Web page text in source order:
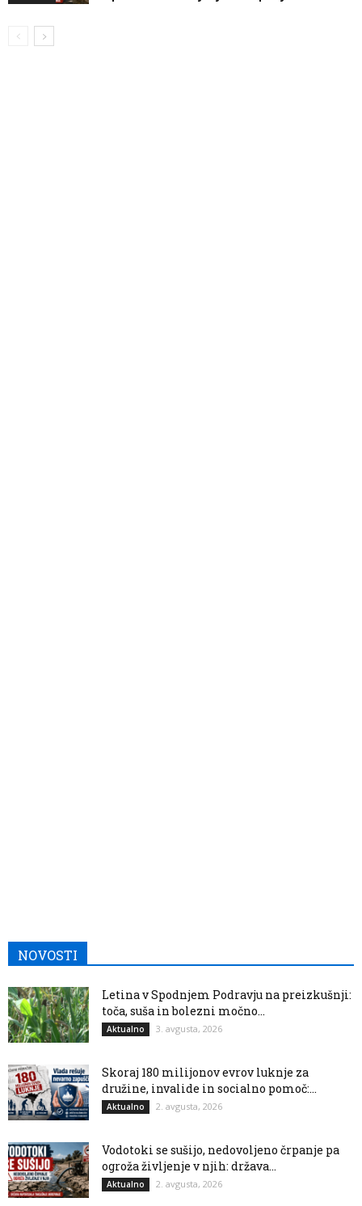
NOVOSTI
Letina v Spodnjem Podravju na preizkušnji:
toča, suša in bolezni močno...
Aktualno 3. avgusta, 2026
Skoraj 180 milijonov evrov luknje za
družine, invalide in socialno pomoč:...
Aktualno 2. avgusta, 2026
Vodotoki se sušijo, nedovoljeno črpanje pa
ogroža življenje v njih: država...
Aktualno 2. avgusta, 2026